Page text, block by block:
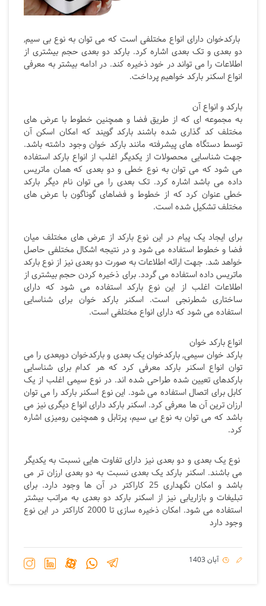
بارکدخوان دارای انواع مختلفی است که می توان به نوع بی سیم,
دو بعدی و تک بعدی اشاره کرد. بارکد دو بعدی حجم بیشتری از
اطلاعات را می تواند در خود ذخیره کند. در ادامه بیشتر به معرفی
انواع اسکنر بارکد خواهیم پرداخت.
بارکد و انواع آن
به مجموعه ای که از طریق فضا و همچنین خطوط با عرض های
مختلف کد گذاری شده باشند بارکد گویند که امکان اسکن آن
توسط دستگاه های پیشرفته مانند بارکد خوان وجود داشته باشد.
جهت شناسایی محصولات از یکدیگر اغلب از انواع بارکد استفاده
می شود که می توان به نوع خطی و دو بعدی که همان ماتریس
داده می باشد اشاره کرد. تک بعدی را می توان نام دیگر بارکد
خطی عنوان کرد که از خطوط و فضاهای گوناگون با عرض های
مختلف تشکیل شده است.
برای ایجاد یک پیام در این نوع بارکد از عرض های مختلف میان
فضا و خطوط استفاده می شود و در نتیجه اشکال مختلفی حاصل
خواهد شد. جهت ارائه اطلاعات به صورت دو بعدی نیز از نوع بارکد
ماتریس داده استفاده می گردد. برای ذخیره کردن حجم بیشتری از
اطلاعات اغلب از این نوع بارکد استفاده می شود که دارای
ساختاری شطرنجی است. اسکنر بارکد خوان برای شناسایی
استفاده می شود که دارای انواع مختلفی است.
انواع بارکد خوان
بارکد خوان سیمی, بارکدخوان یک بعدی و بارکدخوان دوبعدی را می
توان انواع اسکنر بارکد معرفی کرد که هر کدام برای شناسایی
بارکدهای تعیین شده طراحی شده اند. در نوع سیمی اغلب از یک
کابل برای اتصال استفاده می شود. این نوع اسکنر بارکد را می توان
ارزان ترین آن ها معرفی کرد. اسکنر بارکد دارای انواع دیگری نیز می
باشد که می توان به نوع بی سیم، پرتابل و همچنین رومیزی اشاره
کرد.
نوع یک بعدی و دو بعدی نیز دارای تفاوت هایی نسبت به یکدیگر
می باشند. اسکنر بارکد یک بعدی نسبت به دو بعدی ارزان تر می
باشد و امکان نگهداری 25 کاراکتر در آن ها وجود دارد. برای
تبلیغات و بازاریابی نیز از اسکنر بارکد دو بعدی به مراتب بیشتر
استفاده می شود. امکان ذخیره سازی تا 2000 کاراکتر در این نوع
وجود دارد
آبان 1403